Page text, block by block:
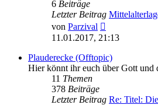
6 Beiträge
Letzter Beitrag
von Parzival
Beitrag
11.01.2017, 21:13
Plauderecke (Offtopic)
Hier könnt ihr euch über Gott und
11 Themen
378 Beiträge
Letzter Beitrag Re: Titel: